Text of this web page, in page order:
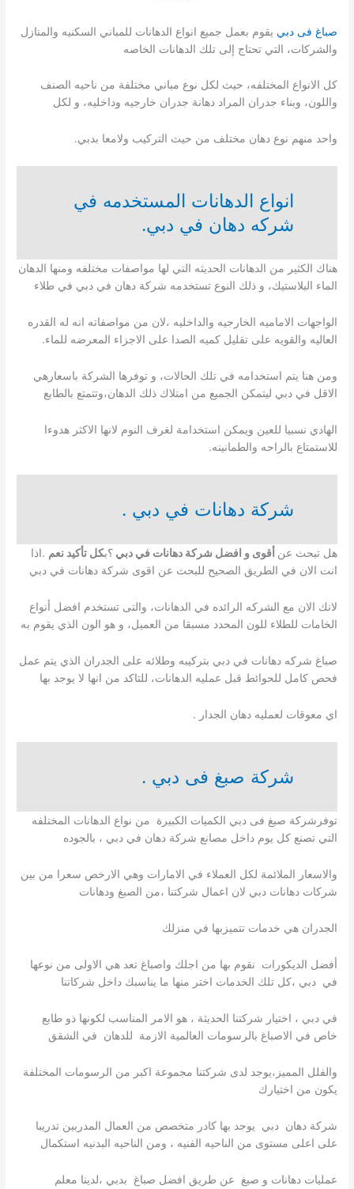
صباغ فى دبي يقوم بعمل جميع انواع الدهانات للمباني السكنيه والمنازل
والشركات، التي تحتاج إلى تلك الدهانات الخاصه
كل الانواع المختلفه، حيث لكل نوع مباني مختلفة من ناحيه الصنف
واللون، وبناء جدران المراد دهانة جدران خارجيه وداخليه، و لكل
واحد منهم نوع دهان مختلف من حيث التركيب ولامعا بدبي.
انواع الدهانات المستخدمه في
شركه دهان في دبي.
هناك الكثير من الدهانات الحديثه التي لها مواصفات مختلفه ومنها الدهان
الماء البلاستيك، و ذلك النوع تستخدمه شركة دهان في دبي في طلاء
الواجهات الاماميه الخارجيه والداخليه ،لان من مواصفاته انه له القدره
العاليه والقويه على تقليل كميه الصدا على الاجزاء المعرضه للماء.
ومن هنا يتم استخدامه في تلك الحالات، و توفرها الشركة باسعارهي
الاقل في دبي ليتمكن الجميع من امتلاك ذلك الدهان،وتتمتع بالطابع
الهادي نسبيا للعين ويمكن استخدامة لغرف النوم لانها الاكثر هدوءا
للاستمتاع بالراحه والطمانينه.
شركة دهانات في دبي .
هل تبحث عن أقوى و افضل شركة دهانات في دبي؟بكل تأكيد نعم .اذا
انت الان في الطريق الصحيح للبحث عن اقوى شركة دهانات في دبي
لانك الان مع الشركه الرائده في الدهانات، والتى تستخدم افضل أنواع
الخامات للطلاء للون المحدد مسبقا من العميل، و هو الون الذي يقوم به
صباغ شركه دهانات في دبي بتركيبه وطلائه على الجدران الذي يتم عمل
فحص كامل للحوائط قبل عمليه الدهانات، للتاكد من انها لا يوجد بها
اي معوقات لعمليه دهان الجدار .
شركة صبغ فى دبي .
توفرشركة صبغ فى دبي الكميات الكبيرة من نواع الدهانات المختلفه
التي تصنع كل يوم داخل مصانع شركة دهان في دبي ، بالجوده
والاسعار الملائمة لكل العملاء في الامارات وهي الارخص سعرا من بين
شركات دهانات دبي لان اعمال شركتنا ،من الصبغ ودهانات
الجدران هي خدمات تتميزبها في منزلك
أفضل الديكورات نقوم بها من اجلك واصباغ تعد هي الاولى من نوعها
في دبي ،كل تلك الخدمات اختر منها ما يناسبك داخل شركاتنا
في دبي ، اختيار شركتنا الحديثة ، هو الامر المناسب لكونها ذو طابع
خاص في الاصباغ بالرسومات العالمية الازمة للدهان في الشقق
والفلل المميز،يوجد لدى شركتنا مجموعة اكبر من الرسومات المختلفة
يكون من اختيارك
شركة دهان دبي يوجد بها كادر متخصص من العمال المدربين تدريبا
على اعلى مستوى من الناحيه الفنيه ، ومن الناحيه البدنيه استكمال
عمليات دهانات و صبغ عن طريق افضل صباغ بدبي ،لدينا معلم